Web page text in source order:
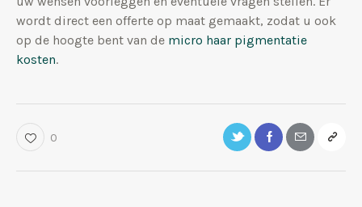
wordt direct een offerte op maat gemaakt, zodat u ook
op de hoogte bent van de micro haar pigmentatie
kosten.
0